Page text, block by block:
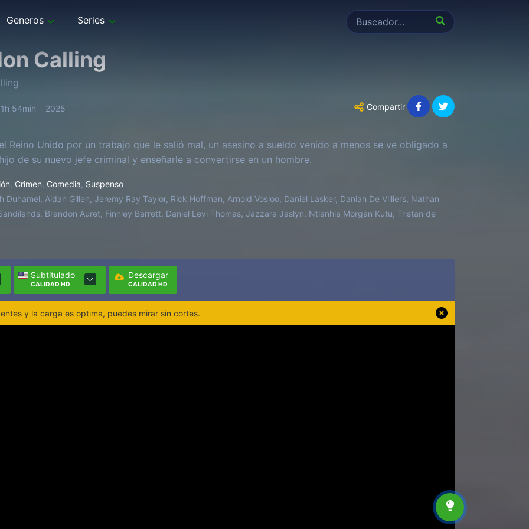
Generos Series
Calling
1h 54min 2025 Compartir
Reino Unido por un trabajo que le salió mal, un asesino a sueldo venido a menos se ve obligado a
de su nuevo jefe criminal y enseñarle a convertirse en un hombre.
, Crimen, Comedia, Suspenso
Duhamel, Aidan Gillen, Jeremy Ray Taylor, Rick Hoffman, Arnold Vosloo, Daniel Lasker, Daniah De Villiers, Nathan
Brandon Auret, Finnley Barrett, Daniel Levi Thomas, Jazzara Jaslyn, Ntlanhla Morgan Kutu, Tristan de
Subtitulado
CALIDAD HD
Descargar
CALIDAD HD
y la carga es optima, puedes mirar sin cortes.